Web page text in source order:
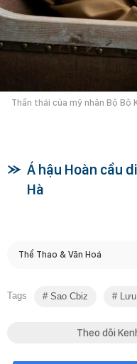
Thần thái của mỹ nhân Bộ Bộ
Á hậu Hoàn cầu
Hà
Thể Thao & Văn Hoá
Tags Sao Cbiz Lưu
Theo dõi